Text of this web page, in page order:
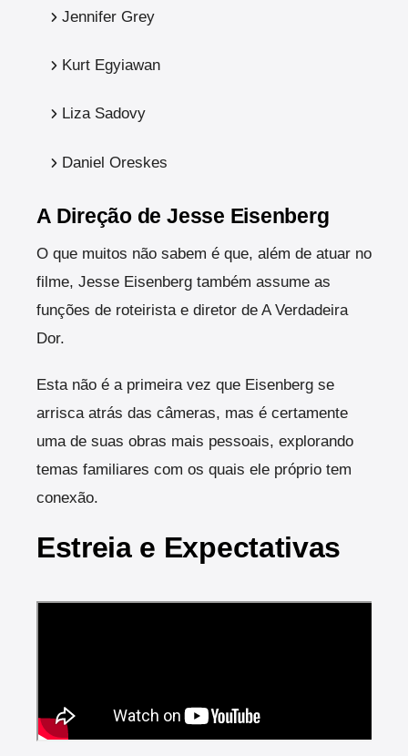
Jennifer Grey
Kurt Egyiawan
Liza Sadovy
Daniel Oreskes
A Direção de Jesse Eisenberg
O que muitos não sabem é que, além de atuar no
filme, Jesse Eisenberg também assume as
funções de roteirista e diretor de A Verdadeira
Dor.
Esta não é a primeira vez que Eisenberg se
arrisca atrás das câmeras, mas é certamente
uma de suas obras mais pessoais, explorando
temas familiares com os quais ele próprio tem
conexão.
Estreia e Expectativas